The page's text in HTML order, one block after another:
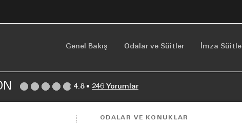
Genel Bakış Odalar ve Süitler İmza
4.8• 246 Yorumlar
ODALAR VE KONUKLAR